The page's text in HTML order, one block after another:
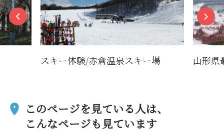
スキー体験/赤倉温泉スキー場 山形県
このページを見ている人は、
こんなページも見ています